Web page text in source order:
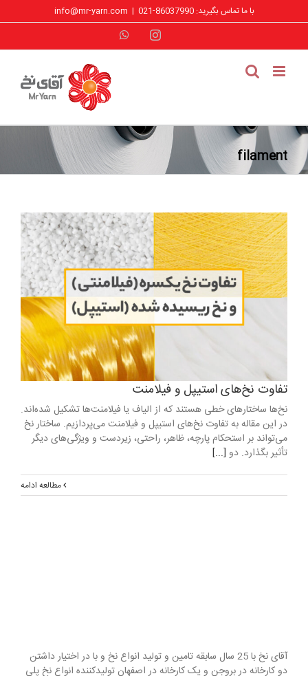
به
با ما تماس بگیرید: 86037990-021 |
info@mr-yarn.com
Instagram
WhatsApp
filament
تفاوت نخ‌های استیپل و فیلامنت
نخ‌ها ساختارهای خطی هستند که از الیاف یا فیلامنت‌ها تشکیل شده‌اند.
در این مقاله به تفاوت نخ‌های استیپل و فیلامنت می‌پردازیم. ساختار نخ
می‌تواند بر استحکام پارچه، ظاهر، راحتی، زیردست و ویژگی‌های دیگر
تأثیر بگذارد. دو [...]
مطالعه ادامه
آقای نخ با 25 سال سابقه تامین و تولید انواع نخ و با در اختیار داشتن
دو کارخانه در بروجن و یک کارخانه در اصفهان تولیدکننده انواع نخ پلی